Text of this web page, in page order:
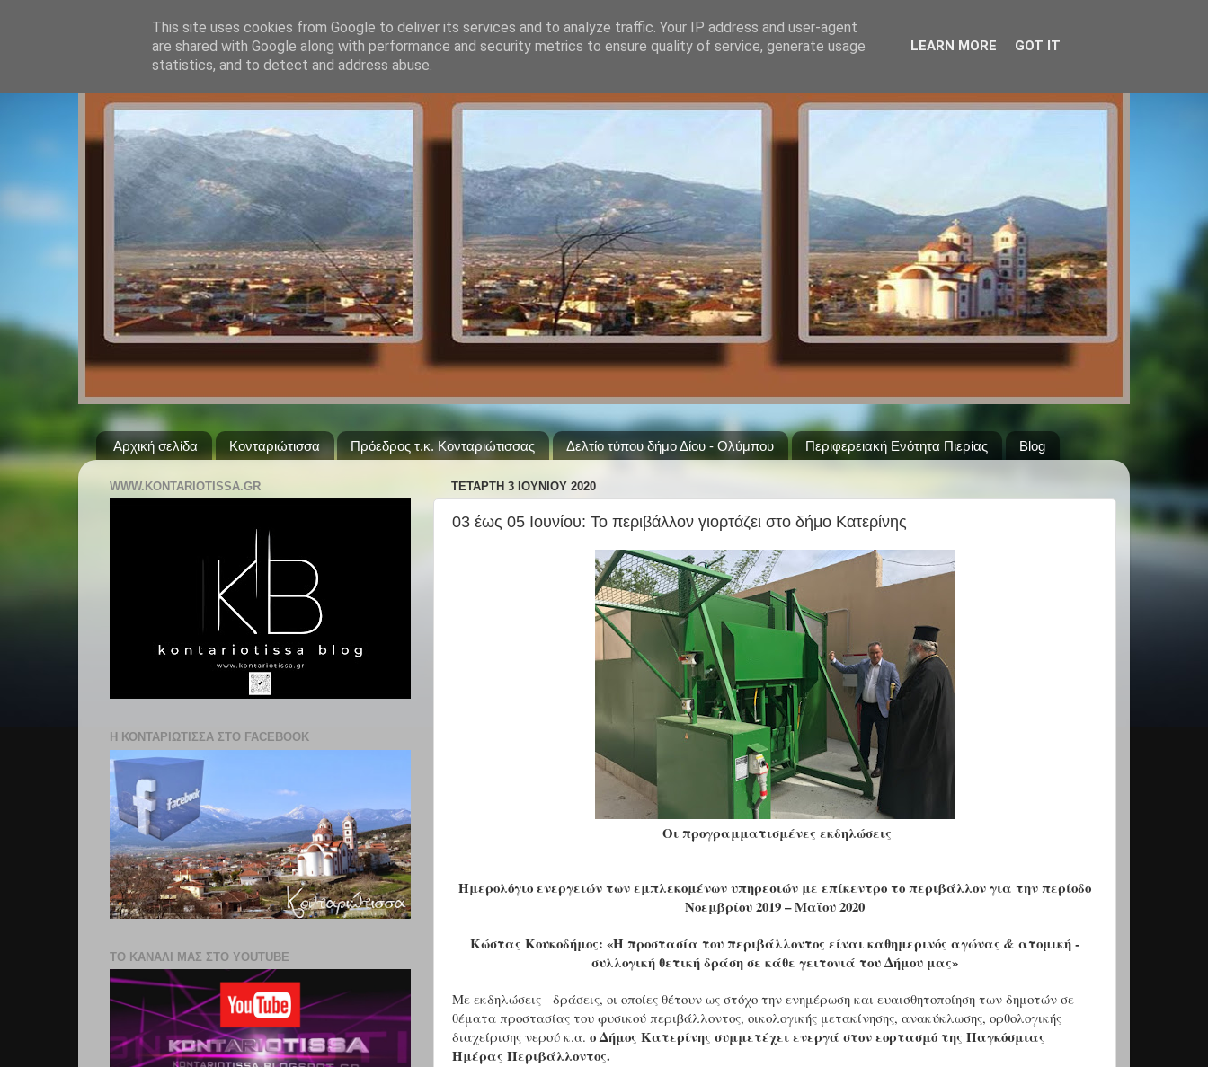
Αρχική σελίδα Κονταριώτισσα Πρόεδρος τ.κ. Κονταριώτισσας Δελτίο τύπου δήμο Δίου - Ολύμπου Περιφερειακή Ενότητα Πιερίας Blog
ΤΕΤΆΡΤΗ 3 ΙΟΥΝΊΟΥ 2020
03 έως 05 Ιουνίου: Το περιβάλλον γιορτάζει στο δήμο Κατερίνης
Οι προγραμματισμένες εκδηλώσεις
Ημερολόγιο ενεργειών των εμπλεκομένων υπηρεσιών με επίκεντρο το περιβάλλον για την περίοδο
Νοεμβρίου 2019 – Μαΐου 2020
Κώστας Κουκοδήμος: «Η προστασία του περιβάλλοντος είναι καθημερινός αγώνας & ατομική -
συλλογική θετική δράσησε κάθε γειτονιά του Δήμου μας»
Με εκδηλώσεις - δράσεις, οι οποίες θέτουν ως στόχο την ενημέρωση και ευαισθητοποίηση των δημοτών σε
θέματα προστασίας του φυσικού περιβάλλοντος, οικολογικής μετακίνησης, ανακύκλωσης, ορθολογικής
διαχείρισης νερού κ.α. ο Δήμος Κατερίνης συμμετέχει ενεργά στον εορτασμό της Παγκόσμιας
Ημέρας Περιβάλλοντος.
WWW.KONTARIOTISSA.GR
Η ΚΟΝΤΑΡΙΩΤΙΣΣΑ ΣΤΟ FACEBOOK
ΤΟ ΚΑΝΑΛΙ ΜΑΣ ΣΤΟ YOUTUBE
This site uses cookies from Google to deliver its services and to analyze traffic. Your IP address and user-agent
are shared with Google along with performance and security metrics to ensure quality of service, generate usage
statistics, and to detect and address abuse.
LEARN MORE GOT IT